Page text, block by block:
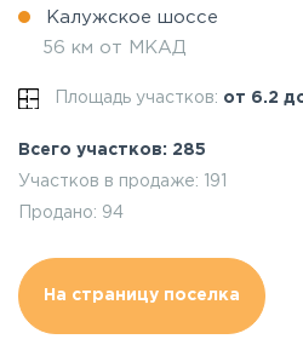
Калужское шоссе
56 км от МКАД
Площадь участков: от 6.2
Всего участков: 285
Участков в продаже: 191
Продано: 94
На страницу поселка